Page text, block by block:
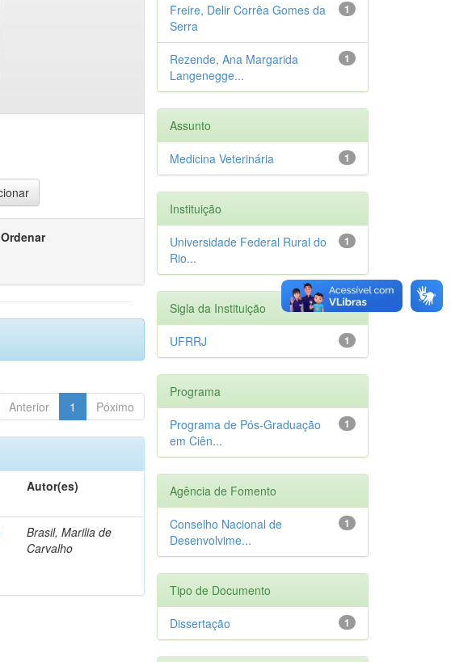
Ordenar
Anterior 1 Póximo
Autor(es)
Brasil, Marilia de
Carvalho
1
Freire, Delir Corrêa Gomes da
Serra
1
Rezende, Ana Margarida
Langenegge...
Assunto
1
Medicina Veterinária
Instituição
1
Universidade Federal Rural do
Rio...
Sigla da Instituição
1
UFRRJ
Programa
1
Programa de Pós-Graduação
em Ciên...
Agência de Fomento
1
Conselho Nacional de
Desenvolvime...
Tipo de Documento
1
Dissertação